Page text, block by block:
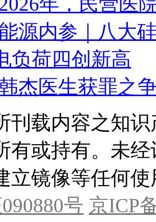
源内参｜八大
负荷四创新高
杰医生获罪之
刊载内容之知
有或持有。未
立镜像等任何使
号 京ICP